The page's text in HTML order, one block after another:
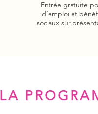
Entrée gratuite
d’emploi et
sociaux sur
LA